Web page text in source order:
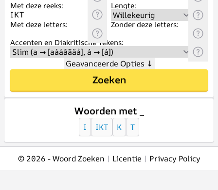
Met deze reeks:
Lengte:
Met deze letters:
Zonder deze letters:
Accenten en Diakritische Tekens:
Geavanceerde Opties ↓
Zoeken
Woorden met _
I IKT K T
© 2026 -Woord Zoeken | Licentie | Privacy Policy